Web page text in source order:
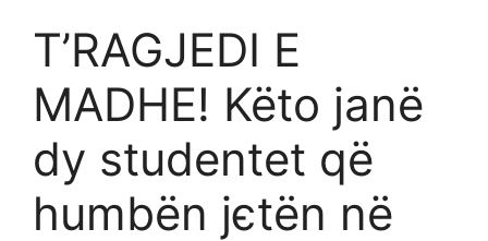
T’RAGJEDI E
MADHE! Këto janë
dy studentet që
humbën jєtën në